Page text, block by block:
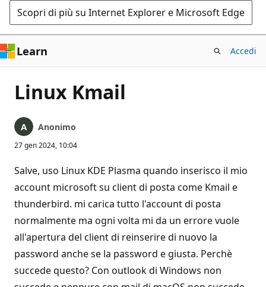
Scopri di più su Internet Explorer e Microsoft Edge
Learn Accedi
Linux Kmail
Anonimo
27 gen 2024, 10:04
Salve, uso Linux KDE Plasma quando inserisco il mio
account microsoft su client di posta come Kmail e
thunderbird. mi carica tutto l'account di posta
normalmente ma ogni volta mi da un errore vuole
all'apertura del client di reinserire di nuovo la
password anche se la password e giusta. Perchè
succede questo? Con outlook di Windows non